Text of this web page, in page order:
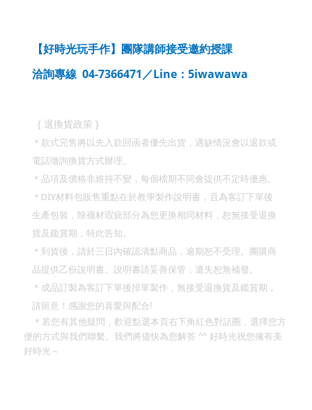
【好時光玩手作】團隊講師接受邀約授課
洽詢專線 04-7366471 ／Line ： 5iwawawa
{ 退換貨政策 }
＊款式完售將以先入款回函者優先出貨，遇缺情況會以退款或
電話徵詢換貨方式辦理。
＊品項及價格非維持不變，每個檔期不同會提供不定時優惠。
＊ DIY材料包販售重點在於教學製作說明書，且為客訂下單後
生產包裝，除襪材瑕疵部分為您更換相同材料，恕無接受退換
貨及鑑賞期，特此告知。
＊到貨後，請於三日內確認清點商品，逾期恕不受理。團購商
品提供乙份說明書。說明書請妥善保管，遺失恕無補發。
＊成品訂製為客訂下單後排單製作，無接受退換貨及鑑賞期，
請留意！ 感謝您的喜愛與配合!
＊若您有其他疑問，歡迎點選本頁右下角紅色對話圈，選擇您方
便的方式與我們聯繫。我們將儘快為您解答 ^^ 好時光祝您擁有美
好時光～